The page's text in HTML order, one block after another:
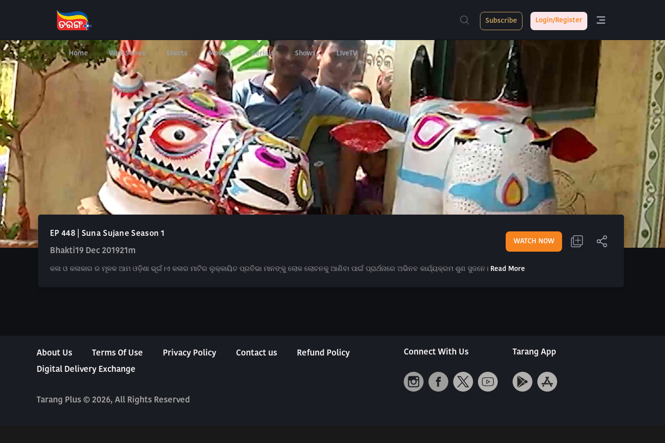
Home Web Series Shorts Movies Serials Shows LIveTV
Subscribe Login/Register
EP 448 | Suna Sujane Season 1
Bhakti19 Dec 201921m
WATCH NOW
କଳା ଓ କଳାକାର ର ମୂଳକ ଆମ ଓଡ଼ିଶା ଭୂଇଁ।ଏ କଳାର ମାଟିର ଲୁକ୍କାୟିତ ପ୍ରତିଭା ମାନଙ୍କୁ ଲୋକ ଲୋଚନକୁ ଆଣିବା ପାଇଁ ପ୍ରାର୍ଥନାରେ ଅଭିନବ କାର୍ଯ୍ୟକ୍ରମ ଶୁଣ ସୁଜନେ। Read More
About Us Terms Of Use Privacy Policy Contact us
Refund Policy
Digital Delivery Exchange
Tarang Plus © 2026, All Rights Reserved
Connect With Us Tarang App